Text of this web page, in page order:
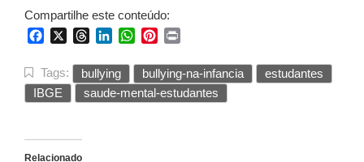
Compartilhe este conteúdo:
FacebookThreadsLinkedInWhatsApp
Pinterest
Tags: bullying bullying-na-infancia
estudantes
IBGE
saude-mental-estudantes
Relacionado